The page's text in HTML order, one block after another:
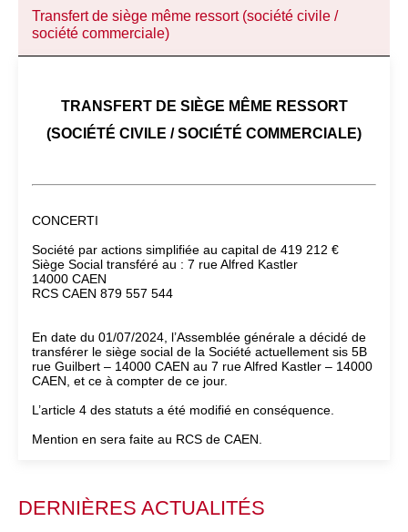
Transfert de siège même ressort (société civile /
société commerciale)
TRANSFERT DE SIÈGE MÊME RESSORT
(SOCIÉTÉ CIVILE / SOCIÉTÉ COMMERCIALE)
CONCERTI
Société par actions simplifiée au capital de 419 212 €
Siège Social transféré au : 7 rue Alfred Kastler
14000 CAEN
RCS CAEN 879 557 544
En date du 01/07/2024, l’Assemblée générale a décidé de
transférer le siège social de la Société actuellement sis 5B
rue Guilbert – 14000 CAEN au 7 rue Alfred Kastler – 14000
CAEN, et ce à compter de ce jour.
L’article 4 des statuts a été modifié en conséquence.
Mention en sera faite au RCS de CAEN.
DERNIÈRES ACTUALITÉS